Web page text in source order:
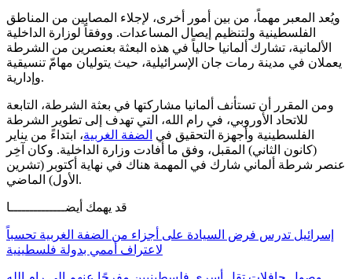
ويُعد المعبر مهماً، من بين أمور أخرى، لإجلاء المصابين من المناطق
الفلسطينية ولتنظيم إيصال المساعدات. ووفقاً لوزارة الداخلية
الألمانية، تشارك ألمانيا حالياً في هذه البعثة بعنصرين من الشرطة
يعملان في مدينة رمات جان الإسرائيلية، حيث يتوليان مهامّ تنسيقية
وإدارية.
ومن المقرر أن تستأنف ألمانيا مشاركتها في بعثة الشرطة، التابعة
للاتحاد الأوروبي، في رام الله، التي تهدف إلى تطوير الشرطة
الفلسطينية وأجهزة التحقيق في الضفة الغربية، ابتداءً من يناير
(كانون الثاني) المقبل، وفق ما أفادت وزارة الداخلية. وكان آخِر
عنصر شرطة ألماني شارك في المهمة هناك في نهاية أكتوبر (تشرين
الأول) الماضي.
قد يهمك أيضــــــــــــــا
إسرائيل تدرس فرض السيادة على أجزاء من الضفة الغربية تحسباً
لاعتراف أممي بدولة فلسطينية